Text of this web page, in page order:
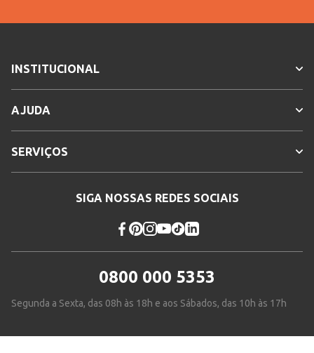
INSTITUCIONAL
AJUDA
SERVIÇOS
SIGA NOSSAS REDES SOCIAIS
0800 000 5353
Segunda a Sexta, das 08h às 18h e aos Sábados, das 10h às 17h